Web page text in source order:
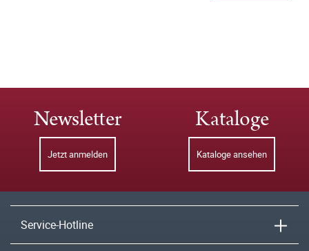
Newsletter
Jetzt anmelden
Kataloge
Kataloge ansehen
Service-Hotline